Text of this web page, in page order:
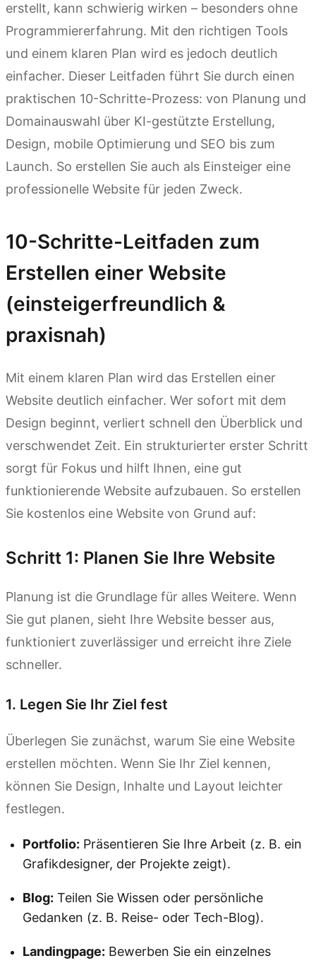
erstellt, kann schwierig wirken – besonders ohne
Programmiererfahrung. Mit den richtigen Tools
und einem klaren Plan wird es jedoch deutlich
einfacher. Dieser Leitfaden führt Sie durch einen
praktischen 10-Schritte-Prozess: von Planung und
Domainauswahl über KI-gestützte Erstellung,
Design, mobile Optimierung und SEO bis zum
Launch. So erstellen Sie auch als Einsteiger eine
professionelle Website für jeden Zweck.
10-Schritte-Leitfaden zum
Erstellen einer Website
(einsteigerfreundlich &
praxisnah)
Mit einem klaren Plan wird das Erstellen einer
Website deutlich einfacher. Wer sofort mit dem
Design beginnt, verliert schnell den Überblick und
verschwendet Zeit. Ein strukturierter erster Schritt
sorgt für Fokus und hilft Ihnen, eine gut
funktionierende Website aufzubauen. So erstellen
Sie kostenlos eine Website von Grund auf:
Schritt 1: Planen Sie Ihre Website
Planung ist die Grundlage für alles Weitere. Wenn
Sie gut planen, sieht Ihre Website besser aus,
funktioniert zuverlässiger und erreicht ihre Ziele
schneller.
1. Legen Sie Ihr Ziel fest
Überlegen Sie zunächst, warum Sie eine Website
erstellen möchten. Wenn Sie Ihr Ziel kennen,
können Sie Design, Inhalte und Layout leichter
festlegen.
Portfolio: Präsentieren Sie Ihre Arbeit (z. B. ein
Grafikdesigner, der Projekte zeigt).
Blog: Teilen Sie Wissen oder persönliche
Gedanken (z. B. Reise- oder Tech-Blog).
Landingpage: Bewerben Sie ein einzelnes